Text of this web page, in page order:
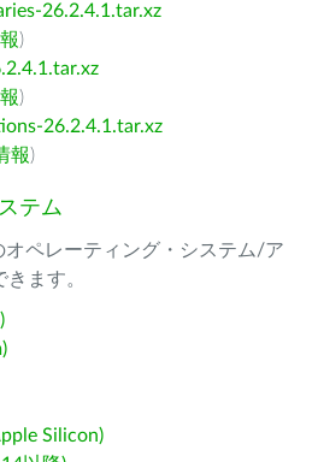
26.2.4.1.tar.xz
)
)
26.2.4.1.tar.xz
報)
テム
オペレーティング・システム/ア
ます。
Silicon)